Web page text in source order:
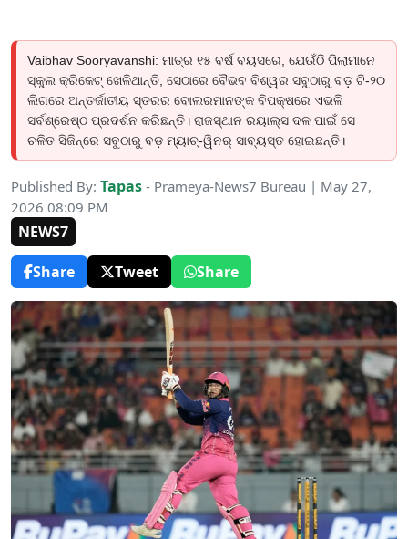
Vaibhav Sooryavanshi: ମାତ୍ର ୧୫ ବର୍ଷ ବୟସରେ, ଯେଉଁଠି ପିଲାମାନେ
ସ୍କୁଲ କ୍ରିକେଟ୍ ଖେଳିଥାନ୍ତି, ସେଠାରେ ବୈଭବ ବିଶ୍ୱର ସବୁଠାରୁ ବଡ଼ ଟି-୨୦
ଲିଗରେ ଅନ୍ତର୍ଜାତୀୟ ସ୍ତରର ବୋଲରମାନଙ୍କ ବିପକ୍ଷରେ ଏଭଳି
ସର୍ବଶ୍ରେଷ୍ଠ ପ୍ରଦର୍ଶନ କରିଛନ୍ତି। ରାଜସ୍ଥାନ ରୟାଲ୍ସ ଦଳ ପାଇଁ ସେ
ଚଳିତ ସିଜିନ୍ରେ ସବୁଠାରୁ ବଡ଼ ମ୍ୟାଚ୍-ୱିନର୍ ସାବ୍ୟସ୍ତ ହୋଇଛନ୍ତି।
Published By: Tapas - Prameya-News7 Bureau | May 27,
2026 08:09 PM
NEWS7
Share
Tweet Share